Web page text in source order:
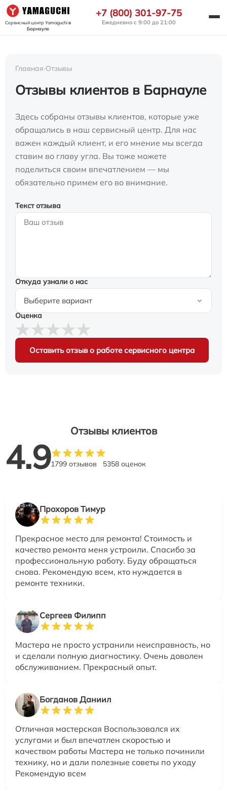
Сервисный центр Yamaguchiв
Барнауле
+7 (800) 301-97-75
Ежедневно с 9:00 до 21:00
Главная›Отзывы
Отзывы клиентов в Барнауле
Здесь собраны отзывы клиентов, которые уже
обращались в наш сервисный центр. Для нас
важен каждый клиент, и его мнение мы всегда
ставим во главу угла. Вы тоже можете
поделиться своим впечатлением — мы
обязательно примем его во внимание.
Текст отзыва
Откуда узнали о нас
Оценка
Оставить отзыв о работе сервисного центра
Отзывы клиентов
4.91799 отзывов 5358 оценок
Прохоров Тимур
Прекрасное место для ремонта! Стоимость и
качество ремонта меня устроили. Спасибо за
профессиональную работу. Буду обращаться
снова. Рекомендую всем, кто нуждается в
ремонте техники.
Сергеев Филипп
Мастера не просто устранили неисправность, но
и сделали полную диагностику. Очень доволен
обслуживанием. Прекрасный опыт.
Богданов Даниил
Отличная мастерская Воспользовался их
услугами и был впечатлен скоростью и
качеством работы Мастера не только починили
технику, но и дали полезные советы по уходу
Рекомендую всем